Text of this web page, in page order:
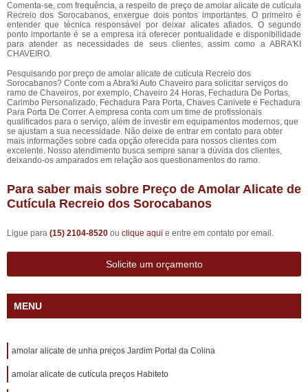
Comenta-se, com frequência, a respeito de preço de amolar alicate de cutícula
Recreio dos Sorocabanos, enxergue dois pontos importantes. O primeiro é
entender que técnica responsável por deixar alicates afiados. O segundo
ponto importante é se a empresa irá oferecer pontualidade e disponibilidade
para atender as necessidades de seus clientes, assim como a ABRA'KI
CHAVEIRO.
Pesquisando por preço de amolar alicate de cutícula Recreio dos
Sorocabanos? Conte com a Abra'ki Auto Chaveiro para solicitar serviços do
ramo de Chaveiros, por exemplo, Chaveiro 24 Horas, Fechadura De Portas,
Carimbo Personalizado, Fechadura Para Porta, Chaves Canivete e Fechadura
Para Porta De Correr. A empresa conta com um time de profissionais
qualificados para o serviço, além de investir em equipamentos modernos, que
se ajustam a sua necessidade. Não deixe de entrar em contato para obter
mais informações sobre cada opção oferecida para nossos clientes com
excelente. Nosso atendimento busca sempre sanar a dúvida dos clientes,
deixando-os amparados em relação aos questionamentos do ramo.
Para saber mais sobre Preço de Amolar Alicate de
Cutícula Recreio dos Sorocabanos
Ligue para (15) 2104-8520 ou clique aqui e entre em contato por email.
Solicite um orçamento
MENU
amolar alicate de unha preços Jardim Portal da Colina
amolar alicate de cutícula preços Habiteto